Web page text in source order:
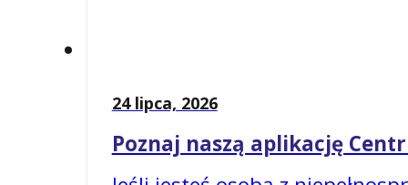
24 lipca, 2026
Poznaj naszą aplikację